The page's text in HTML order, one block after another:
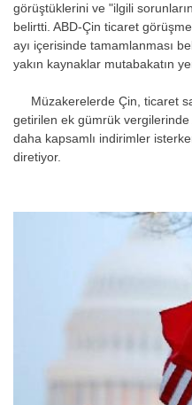
görüştüklerini ve "ilgili
belirtti. ABD-Çin ticaret
ayı içerisinde tamamlanması
yakın kaynaklar mutabakatın
Müzakerelerde Çin, ticaret
getirilen ek gümrük
daha kapsamlı indirimler
diretiyor.